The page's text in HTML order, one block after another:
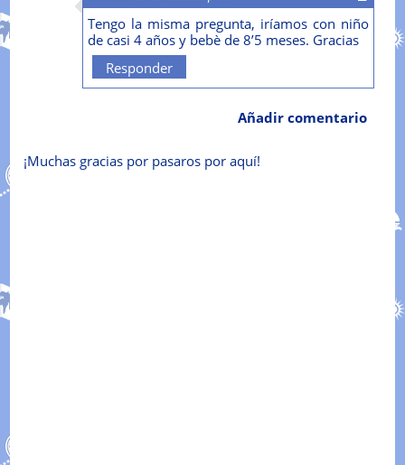
Tengo la misma pregunta, iríamos con niño
de casi 4 años y bebè de 8’5 meses. Gracias
Responder
Añadir comentario
¡Muchas gracias por pasaros por aquí!